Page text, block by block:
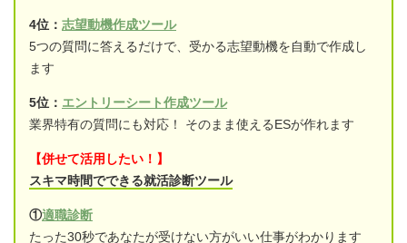
4位： 志望動機作成ツール
5つの質問に答えるだけで、受かる志望動機を自動で作成し
ます
5位： エントリーシート作成ツール
業界特有の質問にも対応！ そのまま使えるESが作れます
【併せて活用したい！】
スキマ時間でできる就活診断ツール
①適職診断
たった30秒であなたが受けない方がいい仕事がわかります